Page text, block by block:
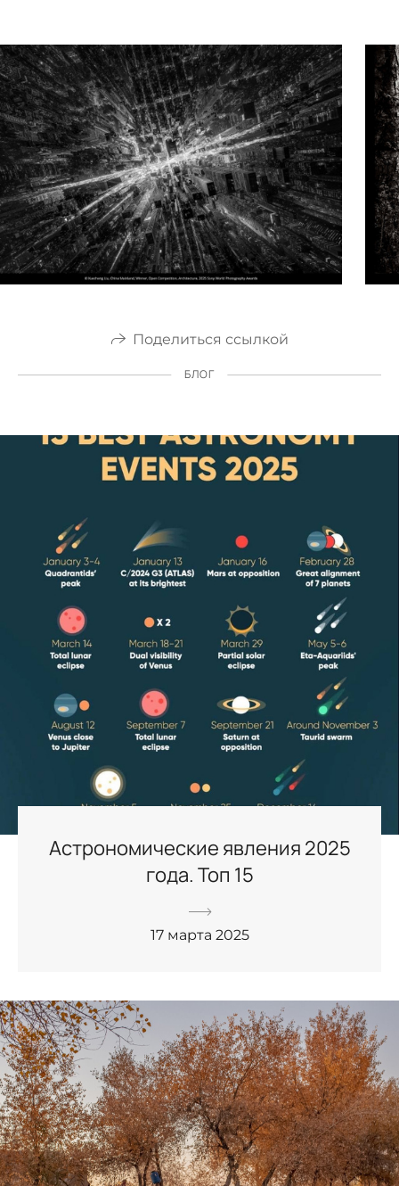
Поделиться ссылкой
БЛОГ
Астрономические явления 2025
года. Топ 15
17 марта 2025